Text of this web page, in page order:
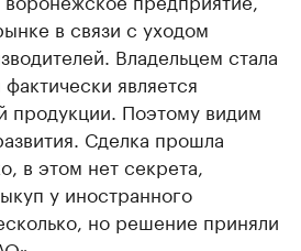
в связи с уходом
Владельцем стала
является
продукции. Поэтому видим
Сделка прошла
в этом нет секрета,
у иностранного
но решение приняли